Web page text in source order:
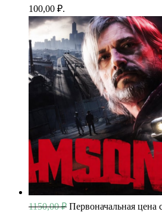
100,00 ₽.
1150,00₽ Первоначальная цена